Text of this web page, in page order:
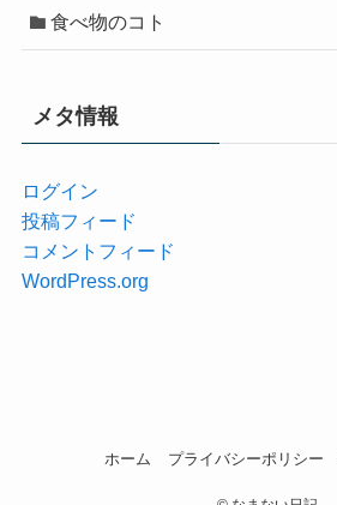
食べ物のコト
メタ情報
ログイン
投稿フィード
コメントフィード
WordPress.org
ホーム プライバシーポリシー